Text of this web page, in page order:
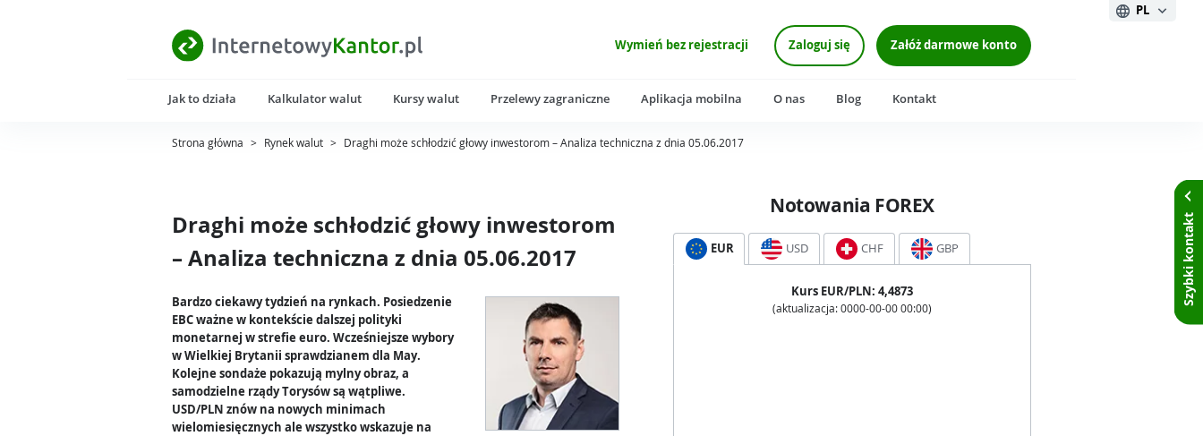
Wymień bez rejestracji Zaloguj się Załóż darmowe konto
PL
Jak to działa Kalkulator walut Kursy walut Przelewy zagraniczne Aplikacja mobilna O nas Blog Kontakt
Strona główna > Rynek walut > Draghi może schłodzić głowy inwestorom – Analiza techniczna z dnia 05.06.2017
Draghi może schłodzić głowy inwestorom
– Analiza techniczna z dnia 05.06.2017
Bardzo ciekawy tydzień na rynkach. Posiedzenie
EBC ważne w kontekście dalszej polityki
monetarnej w strefie euro. Wcześniejsze wybory
w Wielkiej Brytanii sprawdzianem dla May.
Kolejne sondaże pokazują mylny obraz, a
samodzielne rządy Torysów są wątpliwe.
USD/PLN znów na nowych minimach
wielomiesięcznych ale wszystko wskazuje na
Notowania FOREX
EUR USD CHF GBP
Kurs EUR/PLN: 4,4873
(aktualizacja: 0000-00-00 00:00)
Szybki kontakt